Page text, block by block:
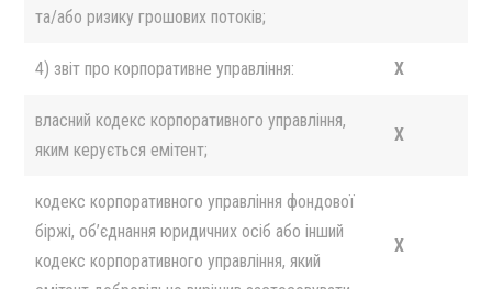
та/або ризику грошових потоків;
4) звіт про корпоративне управління: X
власний кодекс корпоративного управління,
яким керується емітент;
X
кодекс корпоративного управління фондової
біржі, об’єднання юридичних осіб або інший
кодекс корпоративного управління, який
X